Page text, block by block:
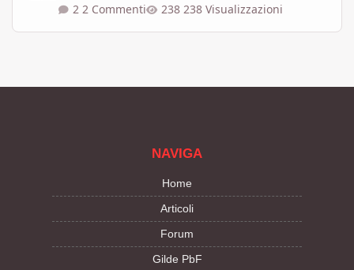
2 Commenti 238 Visualizzazioni
NAVIGA
Home
Articoli
Forum
Gilde PbF